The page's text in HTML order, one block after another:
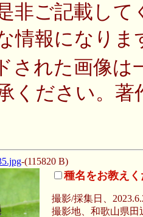
非ご記載し
情報になりま
された画像
ください。
-(115820 B)
種名をお教え
撮影/採集日、
撮影地、和歌山県田